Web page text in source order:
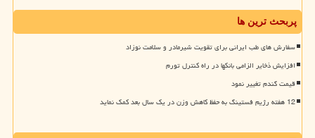
پربحث ترین ها
سفارش های طب ایرانی برای تقویت شیرمادر و سلامت نوزاد
افزایش ذخایر الزامی بانکها در راه کنترل تورم
قیمت گندم تغییر نمود
12 هفته رژیم فستینگ به حفظ کاهش وزن در یک سال بعد کمک نماید